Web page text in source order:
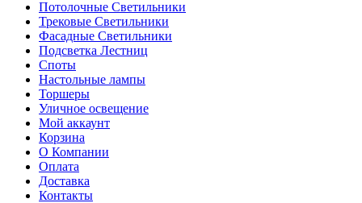
Потолочные Светильники
Трековые Светильники
Фасадные Светильники
Подсветка Лестниц
Споты
Настольные лампы
Торшеры
Уличное освещение
Мой аккаунт
Корзина
О Компании
Оплата
Доставка
Контакты